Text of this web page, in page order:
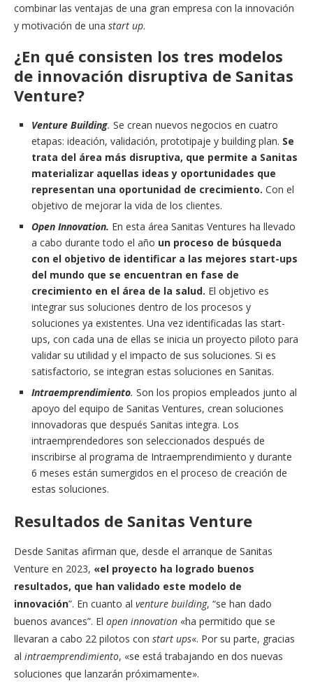
combinar las ventajas de una gran empresa con la innovación
y motivación de una start up.
¿En qué consisten los tres modelos
de innovación disruptiva de Sanitas
Venture?
Venture Building. Se crean nuevos negocios en cuatro
etapas: ideación, validación, prototipaje y building plan. Se
trata del área más disruptiva, que permite a Sanitas
materializar aquellas ideas y oportunidades que
representan una oportunidad de crecimiento. Con el
objetivo de mejorar la vida de los clientes.
Open Innovation. En esta área Sanitas Ventures ha llevado
a cabo durante todo el año un proceso de búsqueda
con el objetivo de identificar a las mejores start-ups
del mundo que se encuentran en fase de
crecimiento en el área de la salud. El objetivo es
integrar sus soluciones dentro de los procesos y
soluciones ya existentes. Una vez identificadas las start-
ups, con cada una de ellas se inicia un proyecto piloto para
validar su utilidad y el impacto de sus soluciones. Si es
satisfactorio, se integran estas soluciones en Sanitas.
Intraemprendimiento. Son los propios empleados junto al
apoyo del equipo de Sanitas Ventures, crean soluciones
innovadoras que después Sanitas integra. Los
intraemprendedores son seleccionados después de
inscribirse al programa de Intraemprendimiento y durante
6 meses están sumergidos en el proceso de creación de
estas soluciones.
Resultados de Sanitas Venture
Desde Sanitas afirman que, desde el arranque de Sanitas
Venture en 2023, «el proyecto ha logrado buenos
resultados, que han validado este modelo de
innovación”. En cuanto al venture building, “se han dado
buenos avances”. El open innovation «ha permitido que se
llevaran a cabo 22 pilotos con start ups«. Por su parte, gracias
al intraemprendimiento, «se está trabajando en dos nuevas
soluciones que lanzarán próximamente».